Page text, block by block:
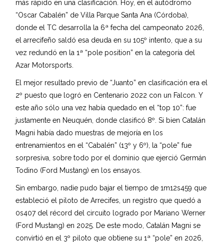
más rápido en una clasificación. Hoy, en el autódromo
“Oscar Cabalén” de Villa Parque Santa Ana (Córdoba),
donde el TC desarrolla la 6ª fecha del campeonato 2026,
el arrecifeño saldó esa deuda en su 105º intento, que a su
vez redundó en la 1ª “pole position” en la categoría del
Azar Motorsports.
El mejor resultado previo de “Juanto” en clasificación era el
2º puesto que logró en Centenario 2022 con un Falcon. Y
este año sólo una vez había quedado en el “top 10”: fue
justamente en Neuquén, donde clasificó 8º. Si bien Catalán
Magni había dado muestras de mejoría en los
entrenamientos en el “Cabalén” (13º y 6º), la “pole” fue
sorpresiva, sobre todo por el dominio que ejerció Germán
Todino (Ford Mustang) en los ensayos.
Sin embargo, nadie pudo bajar el tiempo de 1m12s459 que
estableció el piloto de Arrecifes, un registro que quedó a
0s407 del récord del circuito logrado por Mariano Werner
(Ford Mustang) en 2025. De este modo, Catalán Magni se
convirtió en el 3º piloto que obtiene su 1ª “pole” en 2026,